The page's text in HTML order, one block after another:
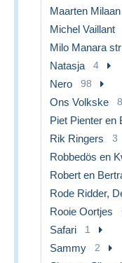
Maarten Milaan
Michel Vaillant
Milo Manara
Natasja 4
Nero 98
Ons Volkske 8
Piet Pienter en
Rik Ringers 3
Robbedös en
Robert en
Rode Ridder,
Rooie Oortjes
Safari 1
Sammy 2